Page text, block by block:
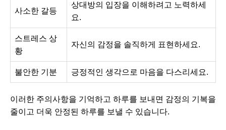
사소한 갈등
상대방의 입장을 이해하려고 노력하세
요.
스트레스 상
황
자신의 감정을 솔직하게 표현하세요.
불안한 기분 긍정적인 생각으로 마음을 다스리세요.
이러한 주의사항을 기억하고 하루를 보내면 감정의 기복을
줄이고 더욱 안정된 하루를 보낼 수 있습니다.